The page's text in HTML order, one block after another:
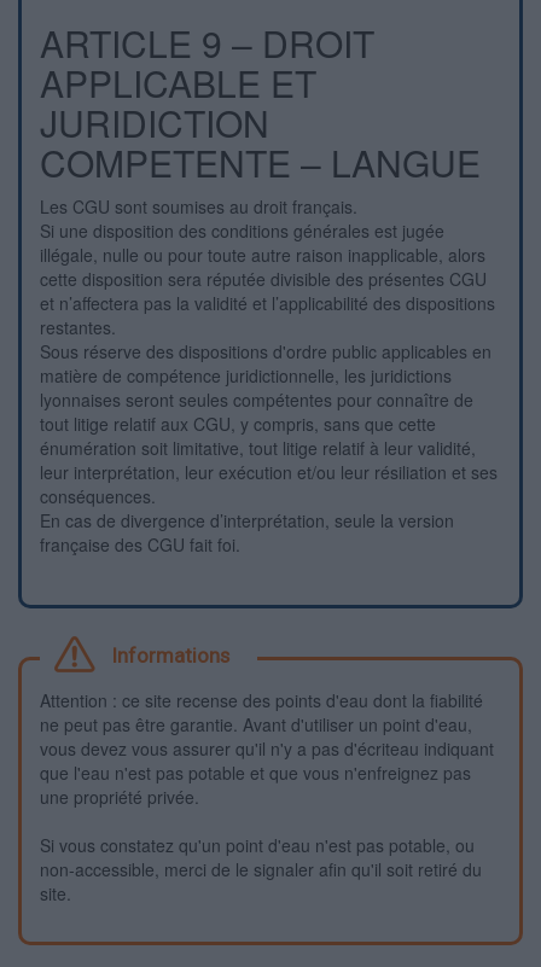
ARTICLE 9 – DROIT
APPLICABLE ET
JURIDICTION
COMPETENTE – LANGUE
Les CGU sont soumises au droit français.
Si une disposition des conditions générales est jugée
illégale, nulle ou pour toute autre raison inapplicable, alors
cette disposition sera réputée divisible des présentes CGU
et n’affectera pas la validité et l’applicabilité des dispositions
restantes.
Sous réserve des dispositions d'ordre public applicables en
matière de compétence juridictionnelle, les juridictions
lyonnaises seront seules compétentes pour connaître de
tout litige relatif aux CGU, y compris, sans que cette
énumération soit limitative, tout litige relatif à leur validité,
leur interprétation, leur exécution et/ou leur résiliation et ses
conséquences.
En cas de divergence d’interprétation, seule la version
française des CGU fait foi.
Informations
Attention : ce site recense des points d'eau dont la fiabilité
ne peut pas être garantie. Avant d'utiliser un point d'eau,
vous devez vous assurer qu'il n'y a pas d'écriteau indiquant
que l'eau n'est pas potable et que vous n'enfreignez pas
une propriété privée.
Si vous constatez qu'un point d'eau n'est pas potable, ou
non-accessible, merci de le signaler afin qu'il soit retiré du
site.